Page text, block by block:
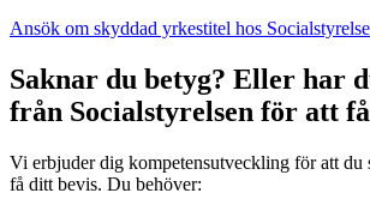
Ansök om skyddad yrkestitel hos
Saknar du betyg? Eller har
från Socialstyrelsen för att
Vi erbjuder dig kompetensutveckling för att du
få ditt bevis. Du behöver: